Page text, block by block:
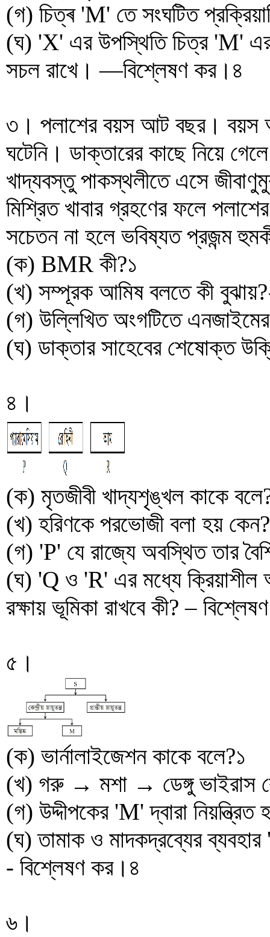
(গ) চিত্ৰ 'M' তে সংঘটিত
(ঘ) 'X' এর উপস্থিতি চিত্র 'M' এর
সচল রাখে। —বিশ্লেষণ কর।৪
৩। পলাশের বয়স আট বছর। বয়স
ঘটেনি। ডাক্তারের কাছে নিয়ে
খাদ্যবস্তু পাকস্থলীতে এসে
মিশ্রিত খাবার গ্রহণের ফলে
সচেতন না হলে ভবিষ্যত প্রজন্ম
(ক) BMR কী?১
(খ) সম্পূরক আমিষ বলতে কী
(গ) উল্লিখিত অংগটিতে
(ঘ) ডাক্তার সাহেবের শেষোক্ত
৪।
(ক) মৃতজীবী খাদ্যশৃঙ্খল কাকে
(খ) হরিণকে পরভোজী বলা হয়
(গ) 'P' যে রাজ্যে অবস্থিত তার
(ঘ) 'Q ও 'R' এর মধ্যে ক্রিয়াশীল
রক্ষায় ভূমিকা রাখবে কী? –
৫।
(ক) ভার্নালাইজেশন কাকে বলে?১
(খ) গরু → মশা → ডেঙ্গু ভাইরাস
(গ) উদ্দীপকের 'M' দ্বারা
(ঘ) তামাক ও মাদকদ্রব্যের
- বিশ্লেষণ কর।৪
৬।